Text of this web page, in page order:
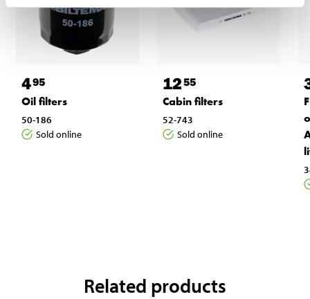
495
Oil filters
50-186
Sold online
1255
Cabin filters
52-743
Sold online
Related products